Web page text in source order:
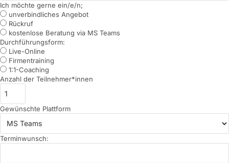
Ich möchte gerne ein/e/n;
unverbindliches Angebot
Rückruf
kostenlose Beratung via MS Teams
Durchführungsform:
Live-Online
Firmentraining
1:1-Coaching
Anzahl der Teilnehmer*innen
Gewünschte Plattform
Terminwunsch: